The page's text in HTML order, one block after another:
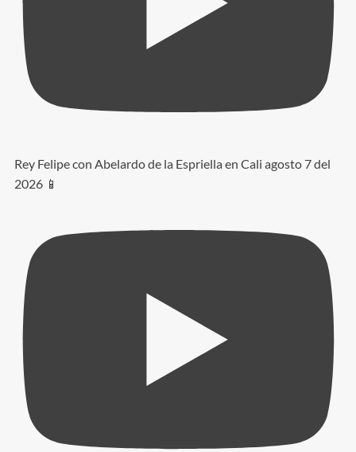
Rey Felipe con Abelardo de la Espriella en Cali agosto 7 del
2026 📱